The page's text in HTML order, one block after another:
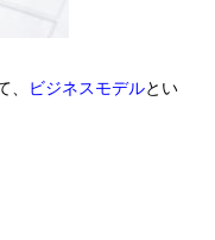
ビジネスモデルとい